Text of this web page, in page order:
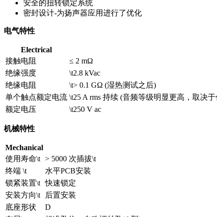
安全的扭转锁定系统
密封设计-为扬声器应用进行了优化
电气特性
Electrical
接触电阻
≤ 2 mΩ
绝缘强度
\t2.8 kVac
绝缘电阻
\t> 0.1 GΩ (湿热测试之后)
单个触点额定电流 \t25 A rms 持续 (音频等级明显更高，取决
额定电压
\t250 V ac
机械特性
Mechanical
使用寿命\t > 5000 次插拔\t
终端 \t
水平PCB安装
锁紧装置\t 快速锁定
安装方向\t
后置安装
底座形状
D